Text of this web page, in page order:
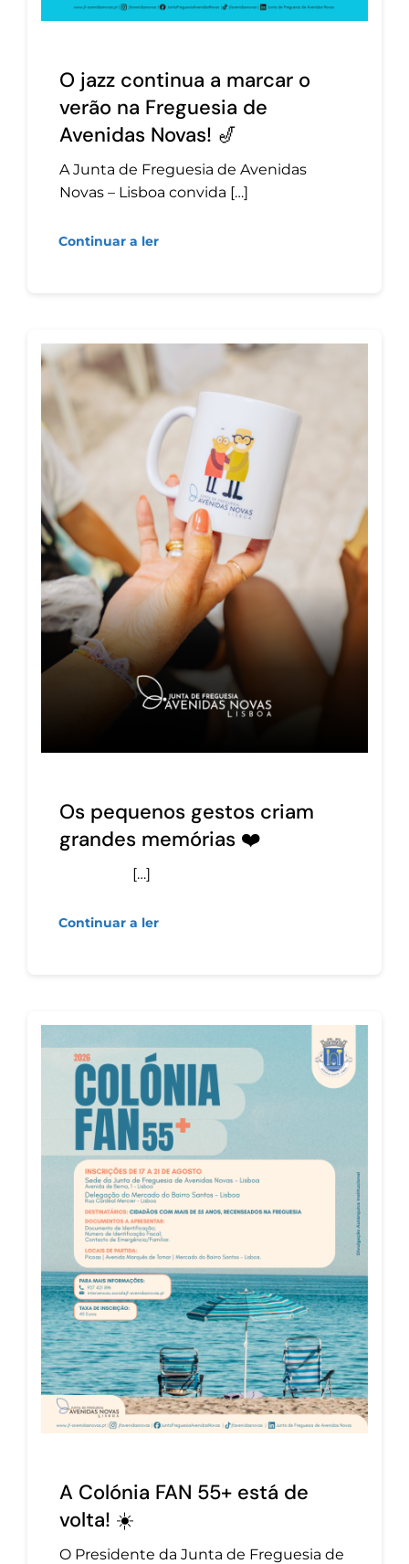
O jazz continua a marcar o
verão na Freguesia de
Avenidas Novas! 🎷
A Junta de Freguesia de Avenidas
Novas – Lisboa convida […]
Continuar a ler
Os pequenos gestos criam
grandes memórias ❤️
[…]
Continuar a ler
A Colónia FAN 55+ está de
volta! ☀️
O Presidente da Junta de Freguesia de